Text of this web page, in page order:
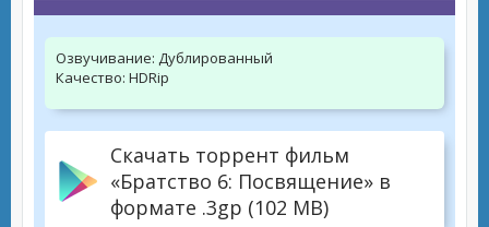
Озвучивание: Дублированный
Качество: HDRip
Скачать торрент фильм
«Братство 6: Посвящение» в
формате .3gp (102 MB)